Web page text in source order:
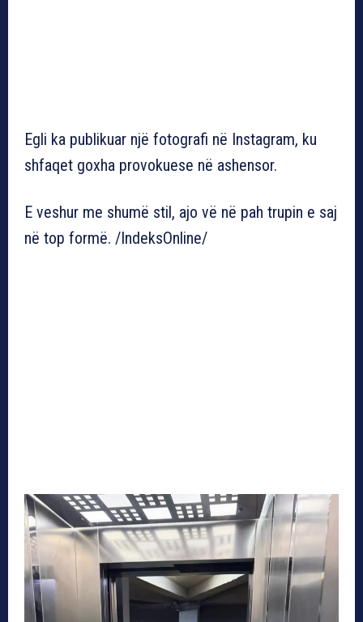
Egli ka publikuar një fotografi në Instagram, ku
shfaqet goxha provokuese në ashensor.
E veshur me shumë stil, ajo vë në pah trupin e saj
në top formë. /IndeksOnline/